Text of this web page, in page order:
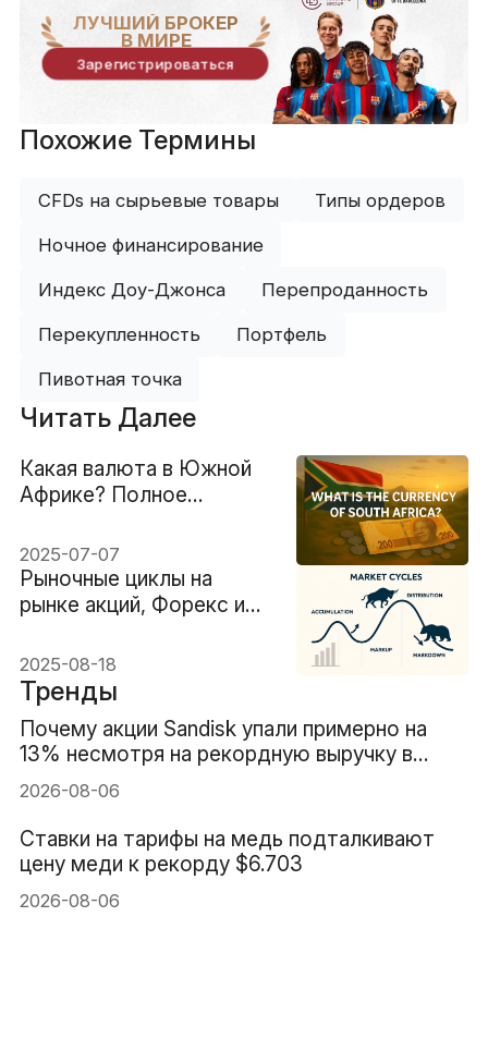
ЛУЧШИЙ БРОКЕР
В МИРЕ
Зарегистрироваться
Похожие Термины
CFDs на сырьевые товары Типы ордеров
Ночное финансирование
Индекс Доу-Джонса Перепроданность
Перекупленность Портфель
Пивотная точка
Читать Далее
Какая валюта в Южной
Африке? Полное
2025-07-07
Рыночные циклы на
рынке акций, Форекс и
руководство
2025-08-18
Тренды
Почему акции Sandisk упали примерно на
13% несмотря на рекордную выручку в
$8.97B
2026-08-06
Ставки на тарифы на медь подталкивают
цену меди к рекорду $6.703
2026-08-06